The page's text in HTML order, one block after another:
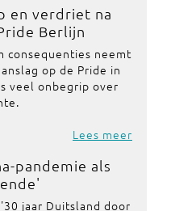
en verdriet na
Berlijn
consequenties neemt
op de Pride in
veel onbegrip over
Lees meer
pandemie als
jaar Duitsland door